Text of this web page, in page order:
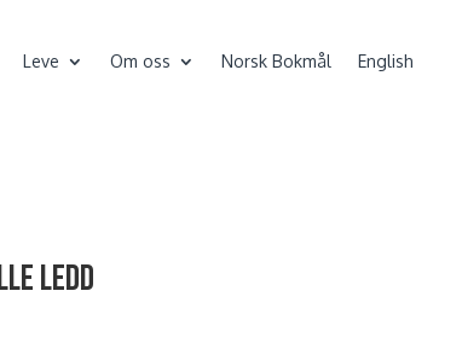
Leve Om oss Norsk Bokmål English
ledd